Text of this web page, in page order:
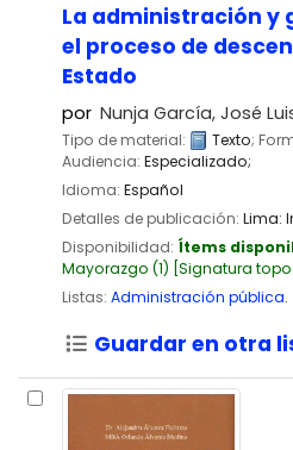
La administración y
el proceso de
Estado
por Nunja García, José
Tipo de material: Texto;
Audiencia: Especializado;
Idioma: Español
Detalles de publicación: Lima:
Disponibilidad: Ítems
Mayorazgo (1) Signatura
Listas: Administración pública.
Guardar en otra